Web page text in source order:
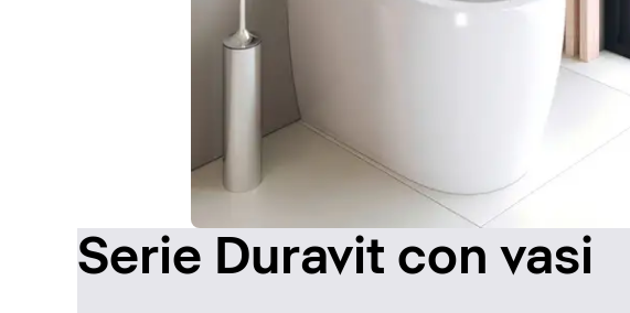
Serie Duravit con vasi